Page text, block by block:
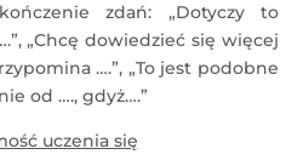
zdań: „Dotyczy to
„Chcę dowiedzieć się więcej
….”, „To jest podobne
od …., gdyż….”
uczenia się